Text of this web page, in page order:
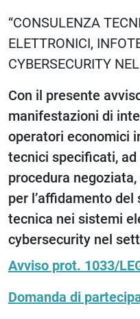
“CONSULENZA
ELETTRONICI,
CYBERSECURITY
Con il presente
manifestazioni di
operatori economici
tecnici specificati,
procedura
per l’affidamento del
tecnica nei sistemi
cybersecurity nel
Avviso prot. 1033/
Domanda di